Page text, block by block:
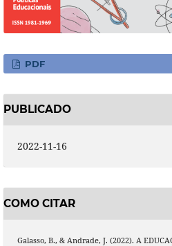
PDF
PUBLICADO
2022-11-16
COMO CITAR
Galasso, B., & Andrade, J. (2022). A